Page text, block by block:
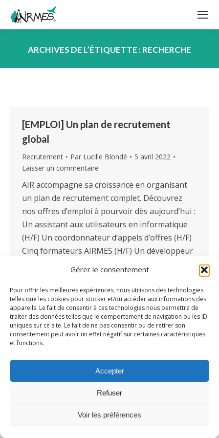
Gérer le consentement
Pour offrir les meilleures expériences, nous utilisons des technologies
telles que les cookies pour stocker et/ou accéder aux informations des
appareils. Le fait de consentir à ces technologies nous permettra de
traiter des données telles que le comportement de navigation ou les ID
uniques sur ce site. Le fait de ne pas consentir ou de retirer son
consentement peut avoir un effet négatif sur certaines caractéristiques
et fonctions.
Accepter
Refuser
Voir les préférences
ARCHIVES DE L’ÉTIQUETTE :RECHERCHE
[EMPLOI] Un plan de recrutement
global
Recrutement Par Lucille Blondé
5 avril 2022
Laisser un commentaire
AIR accompagne sa croissance en organisant
un plan de recrutement complet. Découvrez
nos offres d’emploi à pourvoir dès aujourd’hui :
Un assistant aux utilisateurs en informatique
(H/F) Un coordonnateur d’appels d’offres (H/F)
Cinq formateurs AIRMES (H/F) Un développeur
concepteur de formation en ligne…